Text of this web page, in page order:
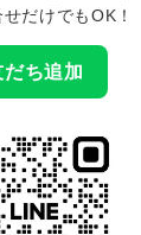
だけでもOK！
だち追加